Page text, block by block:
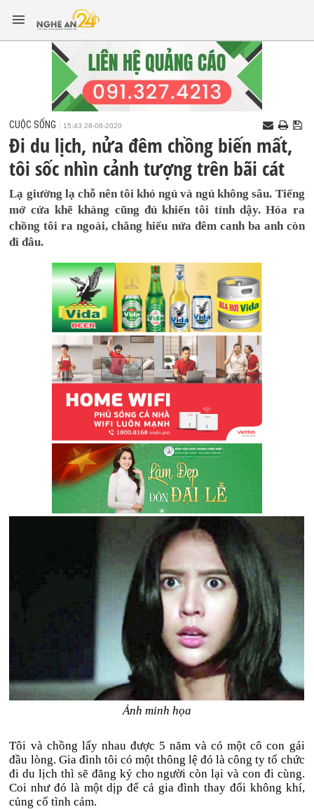
CUỘC SỐNG 15:43 28-08-2020
Đi du lịch, nửa đêm chồng biến mất,
tôi sốc nhìn cảnh tượng trên bãi cát
Lạ giường lạ chỗ nên tôi khó ngủ và ngủ không sâu. Tiếng
mở cửa khẽ khàng cũng đủ khiến tôi tỉnh dậy. Hóa ra
chồng tôi ra ngoài, chẳng hiểu nửa đêm canh ba anh còn
đi đâu.
Ảnh minh họa
Tôi và chồng lấy nhau được 5 năm và có một cô con gái
đầu lòng. Gia đình tôi có một thông lệ đó là công ty tổ chức
đi du lịch thì sẽ đăng ký cho người còn lại và con đi cùng.
Coi như đó là một dịp để cả gia đình thay đổi không khí,
củng cố tình cảm.